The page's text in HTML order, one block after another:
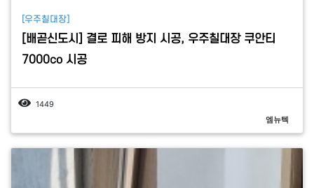
[우주칠대장]
[배곧신도시] 결로 피해 방지 시공, 우주칠대장 쿠안티
7000co 시공
1449
엠뉴텍